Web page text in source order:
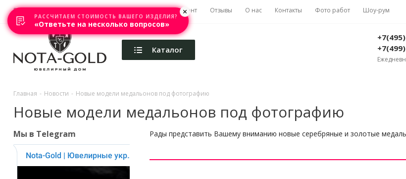
Главная Акции Каталоги Изготовление Ремонт Отзывы О нас Контакты Фото работ Шоу-рум
Каталог
Главная - Новости - Новые модели медальонов под фотографию
Новые модели медальонов под фотографию
Рады представить Вашему вниманию новые серебряные и золотые
Мы в Telegram
РАССЧИТАЕМ СТОИМОСТЬ ВАШЕГО ИЗДЕЛИЯ?
«Ответьте на несколько вопросов»